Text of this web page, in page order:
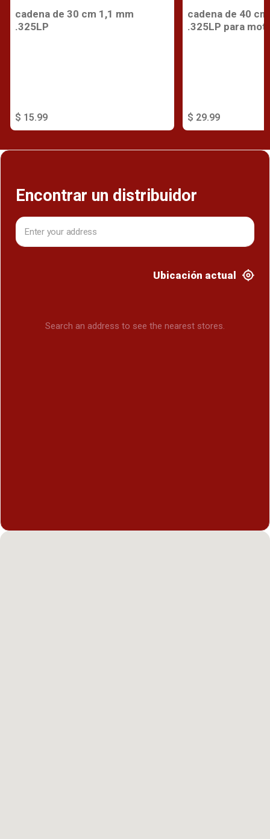
cadena de 30 cm 1,1 mm
.325LP
$ 15.99
cadena de 40
.325LP para
$ 29.99
Encontrar un distribuidor
Ubicación actual
Search an address to see the nearest stores.